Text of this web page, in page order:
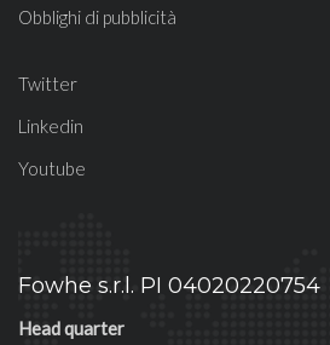
Obblighi di pubblicità
Twitter
Linkedin
Youtube
Fowhe s.r.l. PI 04020220754
Head quarter